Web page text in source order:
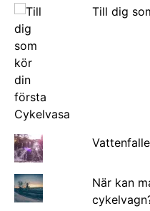
Till dig
När kan